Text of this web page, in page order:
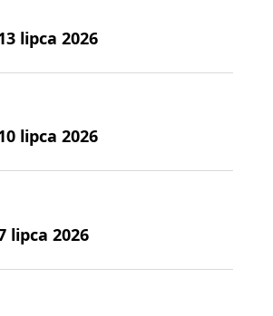
lipca 2026
lipca 2026
lipca 2026